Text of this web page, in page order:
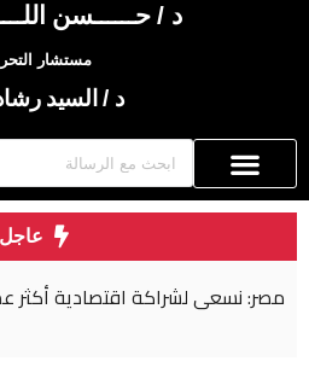
د / حــــــسن
مستشار
د / السيد
عاجل
مصر: نسعى لشراكة اقتصادية أكثر